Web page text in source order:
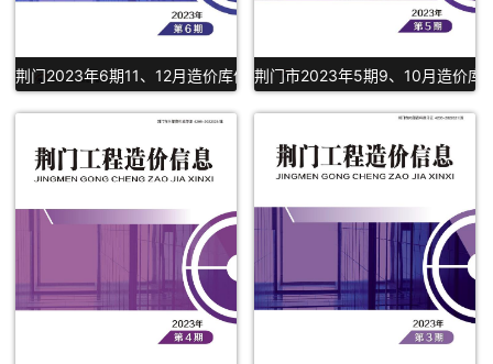
荆门2023年6期11、12月造价库信息PDF下载荆门市2023年5期9、10月造价库